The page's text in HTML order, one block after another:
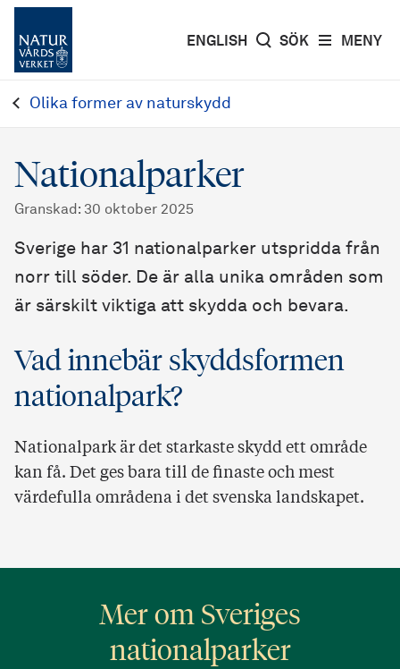
MENY
ENGLISH SÖK
Olika former av naturskydd
Nationalparker
Granskad : 30 oktober 2025
Sverige har 31 nationalparker utspridda från
norr till söder. De är alla unika områden som
är särskilt viktiga att skydda och bevara.
Vad innebär skyddsformen
nationalpark?
Nationalpark är det starkaste skydd ett område
kan få. Det ges bara till de finaste och mest
värdefulla områdena i det svenska landskapet.
Mer om Sveriges
nationalparker